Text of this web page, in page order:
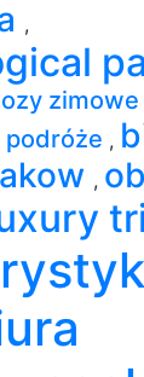
,
zimowe
podróże ,
,